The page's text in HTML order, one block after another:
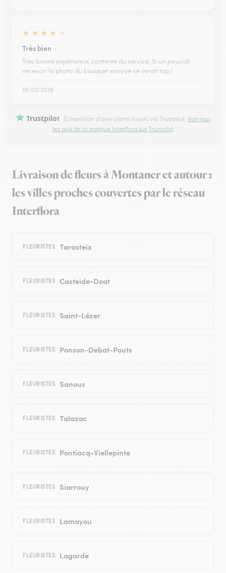
★ ★ ★ ★
Très bien
Très bonne expérience, contente du service. Si on pouvait
recevoir la photo du bouquet envoyé ce serait top !
19/03/2026
Trustpilot Échantillon d'avis clients fourni via Trustpilot. Voir tous
les avis de la marque Interflora sur Trustpilot
Livraison de fleurs à Montaner et autour :
les villes proches couvertes par le réseau
Interflora
FLEURISTES Tarasteix
FLEURISTES Casteide-Doat
FLEURISTES Saint-Lézer
FLEURISTES Ponson-Debat-Pouts
FLEURISTES Sanous
FLEURISTES Talazac
FLEURISTES Pontiacq-Viellepinte
FLEURISTES Siarrouy
FLEURISTES Lamayou
FLEURISTES Lagarde